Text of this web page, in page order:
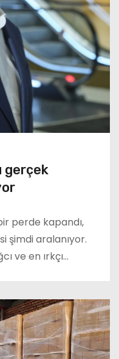
gerçek
perde kapandı,
şimdi aralanıyor.
ve en ırkçı…